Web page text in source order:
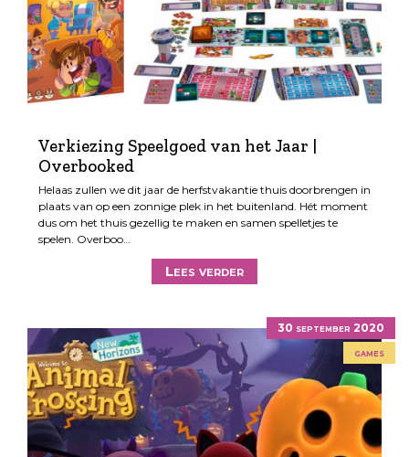
Verkiezing Speelgoed van het Jaar |
Overbooked
Helaas zullen we dit jaar de herfstvakantie thuis doorbrengen in
plaats van op een zonnige plek in het buitenland. Hét moment
dus om het thuis gezellig te maken en samen spelletjes te
spelen. Overboo…
Lees verder
30 september 2020
games